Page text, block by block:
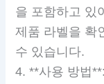
을 포함하고 있
제품 라벨을 확
수 있습니다.
4. **사용 방법